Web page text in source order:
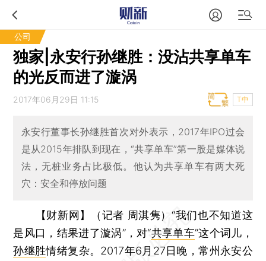
公司
独家|永安行孙继胜：没沾共享单车
的光反而进了漩涡
2017年06月29日 11:15 T中
永安行董事长孙继胜首次对外表示，2017年IPO过会
是从2015年排队到现在，“共享单车”第一股是媒体说
法，无桩业务占比极低。他认为共享单车有两大死
穴：安全和停放问题
【财新网】（记者 周淇隽）“我们也不知道这
是风口，结果进了漩涡”，对“共享单车”这个词儿，
孙继胜情绪复杂。2017年6月27日晚，常州永安公